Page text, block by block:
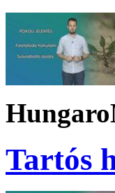
Tartós